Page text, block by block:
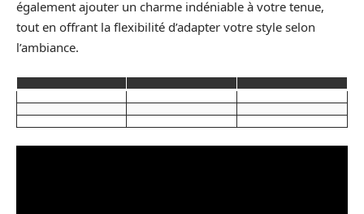
également ajouter un charme indéniable à votre tenue,
tout en offrant la flexibilité d’adapter votre style selon
l’ambiance.